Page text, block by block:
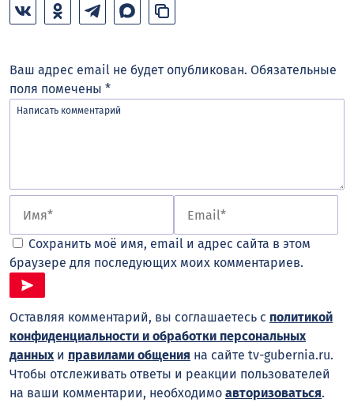
Ваш адрес email не будет опубликован. Обязательные
поля помечены *
Сохранить моё имя, email и адрес сайта в этом
браузере для последующих моих комментариев.
Оставляя комментарий, вы соглашаетесь с политикой
конфиденциальности и обработки персональных
данныхи правилами общения на сайте tv-gubernia.ru.
Чтобы отслеживать ответы и реакции пользователей
на ваши комментарии, необходимо авторизоваться.